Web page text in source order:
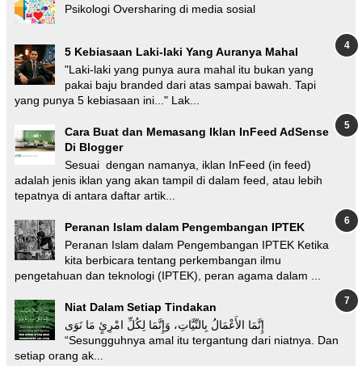
Psikologi Oversharing di media sosial
5 Kebiasaan Laki-laki Yang Auranya Mahal
"Laki-laki yang punya aura mahal itu bukan yang
pakai baju branded dari atas sampai bawah. Tapi
yang punya 5 kebiasaan ini..." Lak...
Cara Buat dan Memasang Iklan InFeed AdSense
Di Blogger
Sesuai dengan namanya, iklan InFeed (in feed)
adalah jenis iklan yang akan tampil di dalam feed, atau lebih
tepatnya di antara daftar artik...
Peranan Islam dalam Pengembangan IPTEK
Peranan Islam dalam Pengembangan IPTEK Ketika
kita berbicara tentang perkembangan ilmu
pengetahuan dan teknologi (IPTEK), peran agama dalam ...
Niat Dalam Setiap Tindakan
إِنَّمَا الأَعْمَالُ بِالنِّيَّاتِ، وَإِنَّمَا لِكُلِّ امْرِئٍ مَا نَوَى
“Sesungguhnya amal itu tergantung dari niatnya. Dan
setiap orang ak...